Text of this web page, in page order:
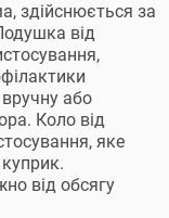
здійснюється за
від
або
Коло від
яке
від обсягу